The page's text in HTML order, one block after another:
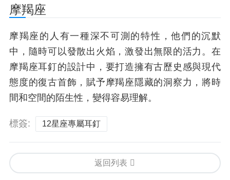
摩羯座
摩羯座的人有一種深不可測的特性，他們的沉默
中，隨時可以發散出火焰，激發出無限的活力。在
摩羯座耳釘的設計中，要打造擁有古歷史感與現代
態度的復古首飾，賦予摩羯座隱藏的洞察力，將時
間和空間的陌生性，變得容易理解。
標簽: 12星座專屬耳釘
返回列表